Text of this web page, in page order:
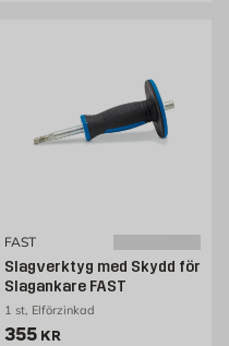
FAST
Slagverktyg med Skydd för
Slagankare FAST
1 st, Elförzinkad
Pris 355 kr
355 KR